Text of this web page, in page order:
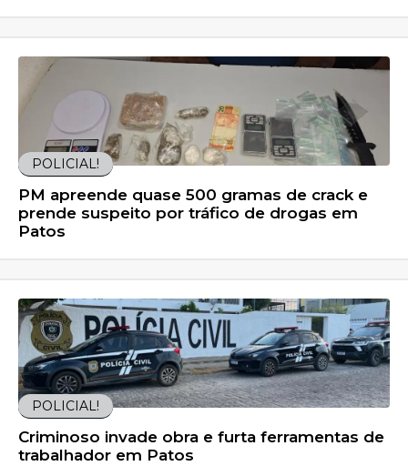
POLICIAL!
PM apreende quase 500 gramas de crack e
prende suspeito por tráfico de drogas em
Patos
POLICIAL!
Criminoso invade obra e furta ferramentas de
trabalhador em Patos